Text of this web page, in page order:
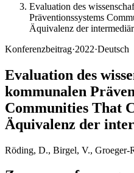
Evaluation des
Präventionssystems
Äquivalenz der
Konferenzbeitrag·2022·Deutsch
Evaluation des
kommunalen
Communities That
Äquivalenz der
Röding, D., Birgel, V., Groeger-